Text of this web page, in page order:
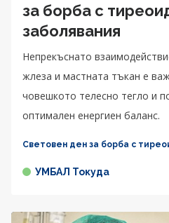
за борба с
заболявания
Непрекъснато
жлеза и мастната тъкан е
човешкото телесно тегло и
оптимален енергиен баланс.
Световен ден за борба с
УМБАЛ Токуда